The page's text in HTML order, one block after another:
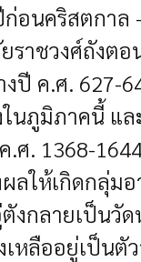
อนคริสตกาล
ราชวงศ์ถังต
งปี ค.ศ. 627-
ในภูมิภาคนี้
.ศ. 1368-
ผลให้เกิดกลุ่
ตังกลายเป็น
เหลืออยู่เป็น